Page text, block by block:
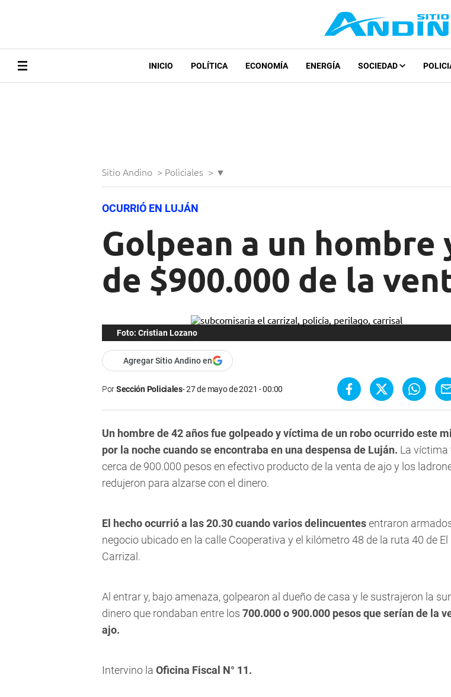
INICIO POLÍTICA ECONOMÍA ENERGÍA SOCIEDAD
Sitio Andino > Policiales > ▼
OCURRIÓ EN LUJÁN
Golpean a un hombre
de $900.000 de la
Foto: Cristian Lozano
Agregar Sitio Andino en
PorSección Policiales 27 de mayo de 2021 - 00:00
Un hombre de 42 años fue golpeado y víctima de un robo ocurrido este
por la noche cuando se encontraba en una despensa de Luján. La víctima
cerca de 900.000 pesos en efectivo producto de la venta de ajo y los
redujeron para alzarse con el dinero.
El hecho ocurrió a las 20.30 cuando varios delincuentesentraron
negocio ubicado en la calle Cooperativa y el kilómetro 48 de la ruta 40 de El
Carrizal.
Al entrar y, bajo amenaza, golpearon al dueño de casa y le sustrajeron la
dinero que rondaban entre los 700.000 o 900.000 pesos que serían de la
ajo.
Intervino la Oficina Fiscal N° 11.